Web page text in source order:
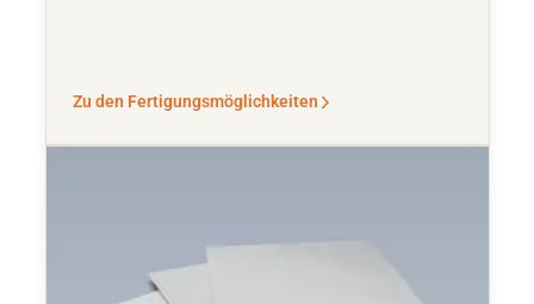
Zu den Fertigungsmöglichkeiten